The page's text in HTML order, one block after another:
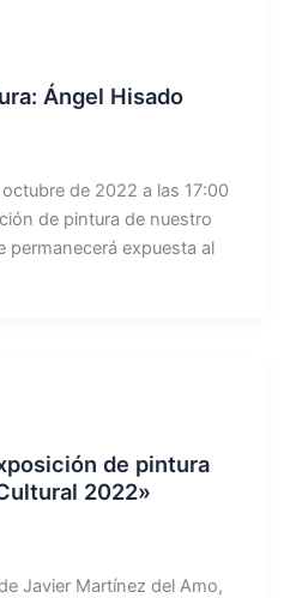
Ángel Hisado
de 2022 a las 17:00
de pintura de nuestro
permanecerá expuesta al
de pintura
2022»
Javier Martínez del Amo,